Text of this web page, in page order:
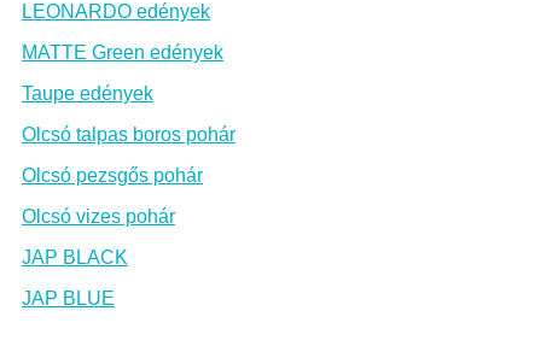
LEONARDO edények
MATTE Green edények
Taupe edények
Olcsó talpas boros pohár
Olcsó pezsgős pohár
Olcsó vizes pohár
JAP BLACK
JAP BLUE